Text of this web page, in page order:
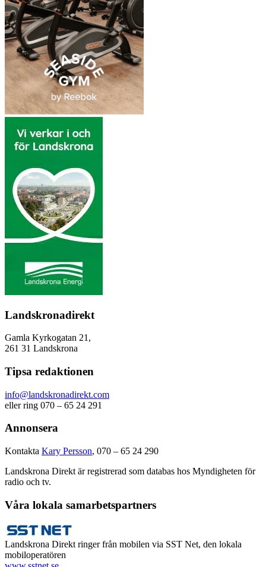
Landskronadirekt
Gamla Kyrkogatan 21,
261 31 Landskrona
Tipsa redaktionen
info@landskronadirekt.com
eller ring 070 – 65 24 291
Annonsera
Kontakta Kary Persson, 070 – 65 24 290
Landskrona Direkt är registrerad som databas hos Myndigheten för
radio och tv.
Våra lokala samarbetspartners
Landskrona Direkt ringer från mobilen via SST Net, den lokala
mobiloperatören